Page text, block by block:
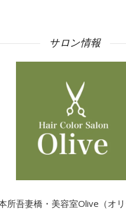
サロン情報
所吾妻橋・美容室Olive（オリ